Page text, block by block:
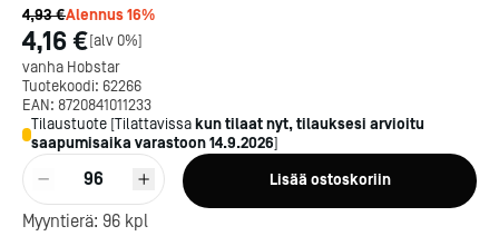
4,93 €Alennus16%
4,16 €[alv 0%]
vanha Hobstar
Tuotekoodi: 62266
EAN: 8720841011233
Tilaustuote [Tilattavissa kun tilaat nyt, tilauksesi arvioitu
saapumisaika varastoon14.9.2026]
96 Lisää ostoskoriin
Myyntierä: 96 kpl